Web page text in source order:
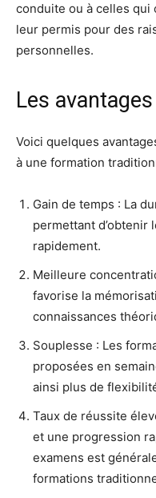
conduite ou à celles qui
leur permis pour des
personnelles.
Les
Voici quelques
à une formation
Gain de temps : La
permettant d’obtenir
rapidement.
Meilleure
favorise la
connaissances
Souplesse : Les
proposées en
ainsi plus de
Taux de réussite
et une progression
examens est
formations